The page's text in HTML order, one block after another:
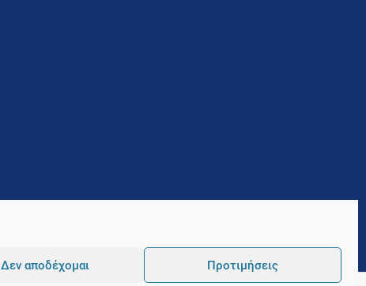
Δεν αποδέχομαι Προτιμήσεις